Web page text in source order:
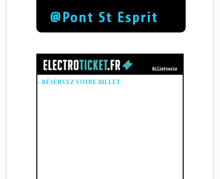
@Pont St Esprit
– RÉSERVEZ VOTRE BILLET